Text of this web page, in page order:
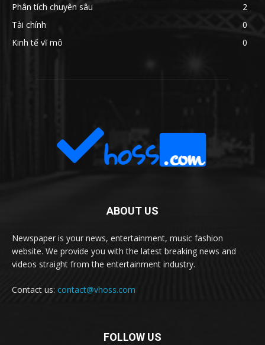
Phân tích chuyên sâu
2
Tài chính
0
Kinh tế vĩ mô
0
ABOUT US
Newspaper is your news, entertainment, music fashion
website. We provide you with the latest breaking news and
videos straight from the entertainment industry.
Contact us: contact@vhoss.com
FOLLOW US